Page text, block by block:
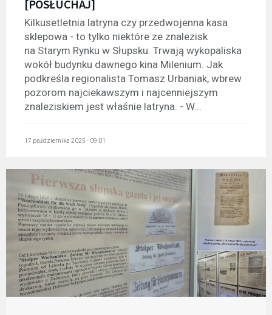
[POSŁUCHAJ]
Kilkusetletnia latryna czy przedwojenna kasa
sklepowa - to tylko niektóre ze znalezisk
na Starym Rynku w Słupsku. Trwają wykopaliska
wokół budynku dawnego kina Milenium. Jak
podkreśla regionalista Tomasz Urbaniak, wbrew
pozorom najciekawszym i najcenniejszym
znaleziskiem jest właśnie latryna. - W...
17 października 2025 - 09:01